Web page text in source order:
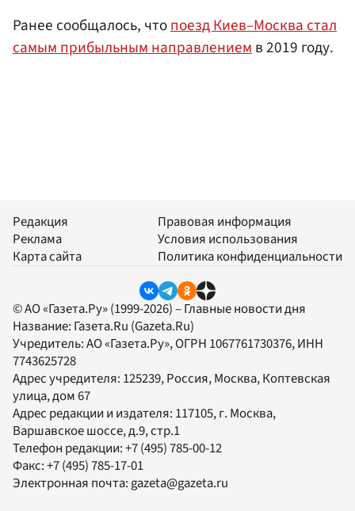
Ранее сообщалось, чтопоезд Киев–Москва стал
самым прибыльным направлениемв 2019 году.
Редакция
Реклама
Карта сайта
Правовая информация
Условия использования
Политика конфиденциальности
© АО «Газета.Ру» (1999-2026) – Главные новости дня
Название: Газета.Ru (Gazeta.Ru)
Учредитель:АО «Газета.Ру», ОГРН 1067761730376, ИНН
7743625728
Адрес учредителя: 125239, Россия, Москва, Коптевская
улица, дом 67
Адрес редакции и издателя: 117105, г. Москва,
Варшавское шоссе, д.9, стр.1
Телефон редакции:+7 (495) 785-00-12
Факс:+7 (495) 785-17-01
Электронная почта:gazeta@gazeta.ru